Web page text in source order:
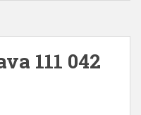
111 042